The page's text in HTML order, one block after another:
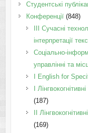
Студентські
Конференції(848)
III Сучасні
інтерпретації
Соціально-
управлінні та
І English for
I
(187)
IІ
(169)